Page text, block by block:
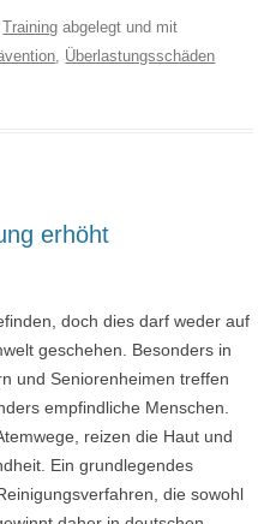
Training abgelegt und mit
, Überlastungsschäden
erhöht
doch dies darf weder auf
geschehen. Besonders in
und Seniorenheimen treffen
empfindliche Menschen.
reizen die Haut und
Ein grundlegendes
die sowohl